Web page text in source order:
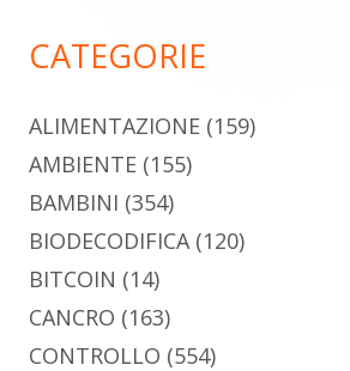
CATEGORIE
ALIMENTAZIONE (159)
AMBIENTE (155)
BAMBINI (354)
BIODECODIFICA (120)
BITCOIN (14)
CANCRO (163)
CONTROLLO (554)